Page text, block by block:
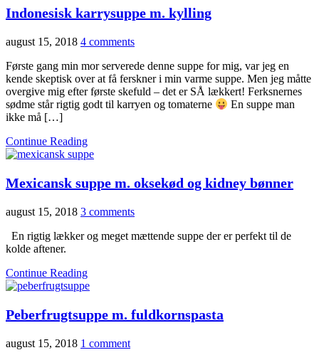
Indonesisk karrysuppe m. kylling
august 15, 2018 4 comments
Første gang min mor serverede denne suppe for mig, var jeg en
kende skeptisk over at få ferskner i min varme suppe. Men jeg måtte
overgive mig efter første skefuld – det er SÅ lækkert! Ferksnernes
sødme står rigtig godt til karryen og tomaterne
En suppe man
ikke må […]
Continue Reading
Mexicansk suppe m. oksekød og kidney bønner
august 15, 2018 3 comments
En rigtig lækker og meget mættende suppe der er perfekt til de
kolde aftener.
Continue Reading
Peberfrugtsuppe m. fuldkornspasta
august 15, 2018 1 comment